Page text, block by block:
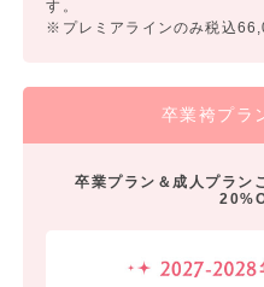
す。
※プレミアラインのみ税込
卒業袴プラ
卒業プラン＆成人プラン